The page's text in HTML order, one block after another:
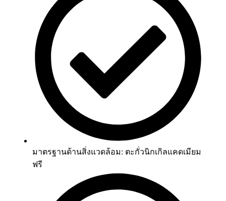
มาตรฐานด้านสิ่งแวดล้อม: ตะกั่วนิกเกิลแคดเมียม
ฟรี